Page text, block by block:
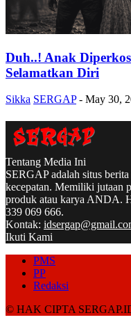
Duh..! Anak
Selamatkan Diri
Sikka SERGAP - May 30,
Tentang Media Ini
SERGAP adalah situs
kecepatan. Memiliki jutaan
produk atau karya ANDA.
339 069 666.
Kontak:
Ikuti Kami
PMS
PP
Redaksi
© HAK CIPTA